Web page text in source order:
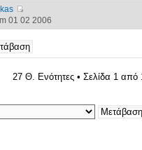
01 02 2006
27 Θ. Ενότητες • Σελίδα 1από